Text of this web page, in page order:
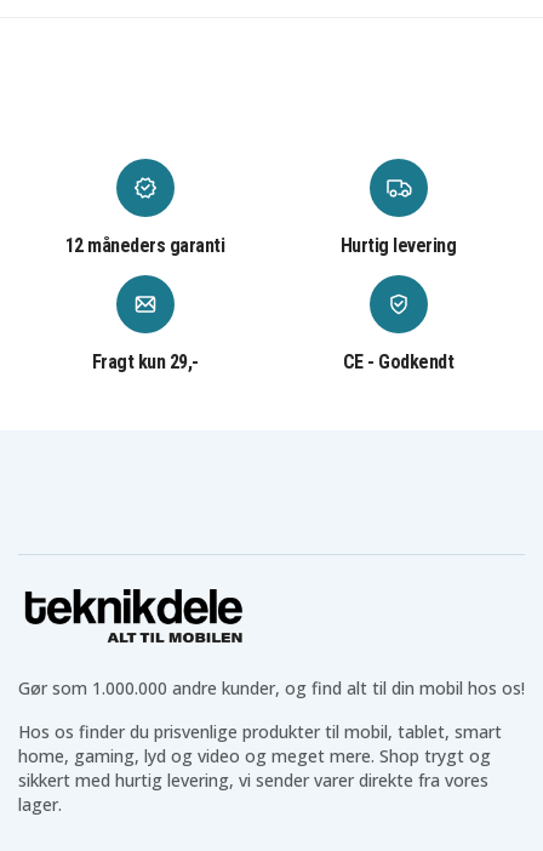
at reparere din iPhone-skærm eller udskifte batteriet i
din Samsung Galaxy kan du forlænge enhedens levetid.
bruge.
Høretelefoner til dine behov
Vi har et bredt udvalg af høretelefoner som AirPods,
Galaxy Buds og mange prisvenlige alternativer. Uanset
Udover ovenstående har vi også teknik til hverdagen
som
powerbanks, batterier
mere, som gør hverdagen lettere.
bedømmelser
Hos Teknikdele er vi stolte af vores flotte anmeldelser
og ratings på Trustpilot, Google og andre platforme.
Du får sikre betalinger, fast fragtpris og hurtig
12 måneders garanti Hurtig levering
Fragt kun 29,- CE - Godkendt
Gør som 1.000.000 andre kunder, og find alt til din mobil hos os!
Hos os finder du prisvenlige produkter til mobil, tablet, smart
home, gaming, lyd og video og meget mere. Shop trygt og
sikkert med hurtig levering, vi sender varer direkte fra vores
lager.